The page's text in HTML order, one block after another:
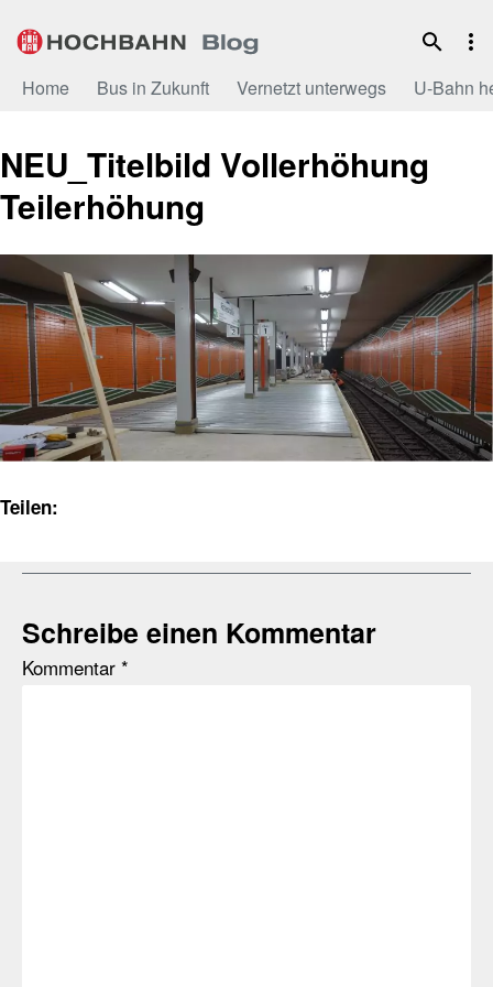
Inhalt
Home Bus in Zukunft Vernetzt unterwegs U-Bahn
NEU_Titelbild Vollerhöhung
Teilerhöhung
Teilen:
Schreibe einen Kommentar
Kommentar *